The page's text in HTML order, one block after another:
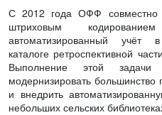
С 2012 года ОФФ совместно
штриховым
автоматизированный учёт
каталоге ретроспективной
Выполнение этой
модернизировать
и внедрить
небольших сельских